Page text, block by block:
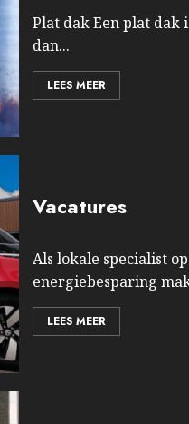
Plat dak Een plat dak
dan...
LEES MEER
Vacatures
Als lokale specialist
energiebesparing
LEES MEER